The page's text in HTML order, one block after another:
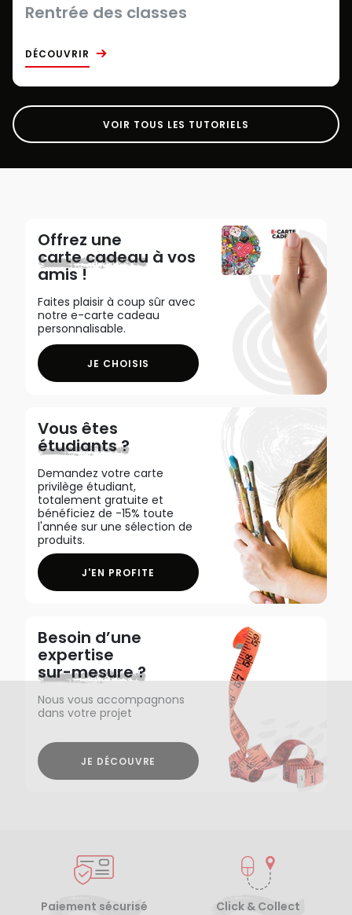
Rentrée des classes
DÉCOUVRIR
VOIR TOUS LES TUTORIELS
Offrez une
carte cadeau à vos
amis !
Faites plaisir à coup sûr avec
notre e-carte cadeau
personnalisable.
JE CHOISIS
Vous êtes
étudiants ?
Demandez votre carte
privilège étudiant,
totalement gratuite et
bénéficiez de -15% toute
l'année sur une sélection de
produits.
J'EN PROFITE
Besoin d’une
expertise
sur-mesure ?
Nous vous accompagnons
dans votre projet
JE DÉCOUVRE
Paiement sécurisé
Click & Collect